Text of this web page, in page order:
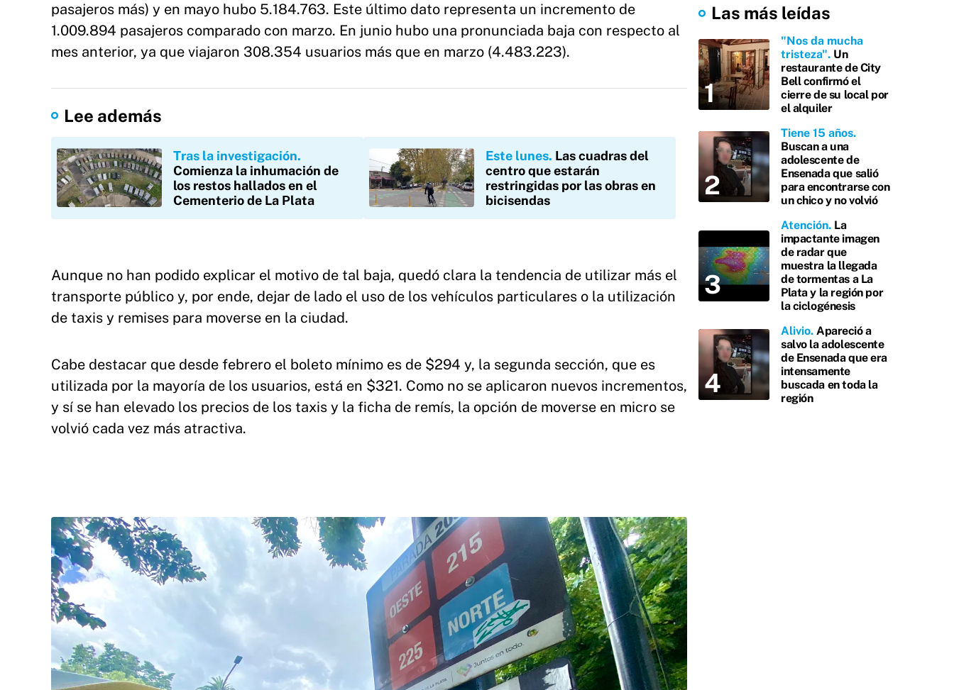
pasajeros más) y en mayo hubo 5.184.763. Este último dato representa un incremento de
1.009.894 pasajeros comparado con marzo. En junio hubo una pronunciada baja con respecto al
mes anterior, ya que viajaron 308.354 usuarios más que en marzo (4.483.223).
Lee además
Tras la investigación
Comienza la inhumación de
los restos hallados en el
Cementerio de La Plata
Este lunes Las cuadras del
centro que estarán
restringidas por las obras en
bicisendas
Aunque no han podido explicar el motivo de tal baja, quedó clara la tendencia de utilizar más el
transporte público y, por ende, dejar de lado el uso de los vehículos particulares o la utilización
de taxis y remises para moverse en la ciudad.
Cabe destacar que desde febrero el boleto mínimo es de $294 y, la segunda sección, que es
utilizada por la mayoría de los usuarios, está en $321. Como no se aplicaron nuevos incrementos,
y sí se han elevado los precios de los taxis y la ficha de remís, la opción de moverse en micro se
volvió cada vez más atractiva.
Las más leídas
"Nos da mucha
tristeza" Un
restaurante de City
Bell confirmó el
cierre de su local por
el alquiler
Tiene 15 años
Buscan a una
adolescente de
Ensenada que salió
para encontrarse con
un chico y no volvió
Atención La
impactante imagen
de radar que
muestra la llegada
de tormentas a La
Plata y la región por
la ciclogénesis
Alivio Apareció a
salvo la adolescente
de Ensenada que era
intensamente
buscada en toda la
región